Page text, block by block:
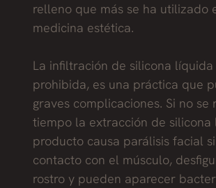
relleno que más se ha utilizado
medicina estética.
La infiltración de silicona líquida
prohibida, es una práctica que
graves complicaciones. Si no se
tiempo la extracción de silicona
producto causa parálisis facial
contacto con el músculo,
rostro y pueden aparecer